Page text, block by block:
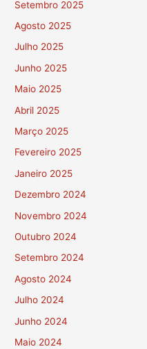
Setembro 2025
Agosto 2025
Julho 2025
Junho 2025
Maio 2025
Abril 2025
Março 2025
Fevereiro 2025
Janeiro 2025
Dezembro 2024
Novembro 2024
Outubro 2024
Setembro 2024
Agosto 2024
Julho 2024
Junho 2024
Maio 2024